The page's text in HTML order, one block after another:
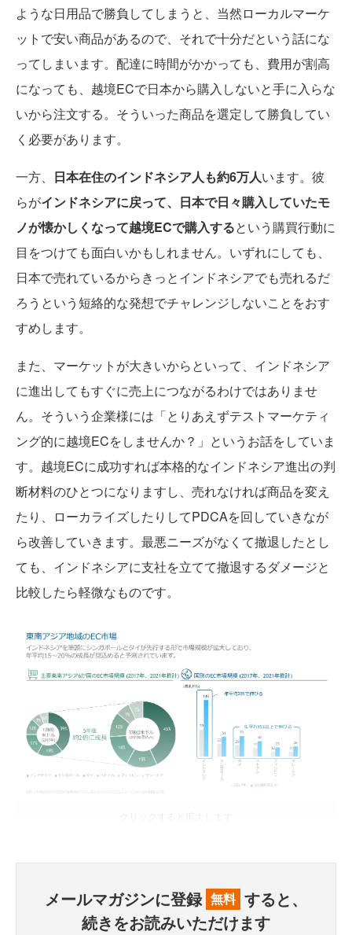
ような日用品で勝負してしまうと、当然ローカルマーケ
ットで安い商品があるので、それで十分だという話にな
ってしまいます。配達に時間がかかっても、費用が割高
になっても、越境ECで日本から購入しないと手に入らな
いから注文する。そういった商品を選定して勝負してい
く必要があります。
一方、 日本在住のインドネシア人も約6万人います。彼
らがインドネシアに戻って、日本で日々購入していたモ
ノが懐かしくなって越境ECで購入するという購買行動に
目をつけても面白いかもしれません。いずれにしても、
日本で売れているからきっとインドネシアでも売れるだ
ろうという短絡的な発想でチャレンジしないことをおす
すめします。
また、マーケットが大きいからといって、インドネシア
に進出してもすぐに売上につながるわけではありませ
ん。そういう企業様には「とりあえずテストマーケティ
ング的に越境ECをしませんか？」というお話をしていま
す。越境ECに成功すれば本格的なインドネシア進出の判
断材料のひとつになりますし、売れなければ商品を変え
たり、ローカライズしたりしてPDCAを回していきなが
ら改善していきます。最悪ニーズがなくて撤退したとし
ても、インドネシアに支社を立てて撤退するダメージと
比較したら軽微なものです。
メールマガジンに登録 無料 すると、
続きをお読みいただけます